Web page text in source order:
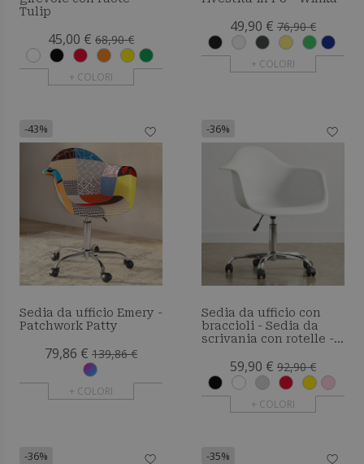
Tulip
45,00 € 68,90 €
+ COLORI
49,90 € 76,90 €
+ COLORI
-43%
Sedia da ufficio Emery -
Patchwork Patty
79,86 € 139,86 €
+ COLORI
-36%
Sedia da ufficio con
braccioli - Sedia da
scrivania con rotelle -
59,90 € 92,90 €
+ COLORI
-36% -35%